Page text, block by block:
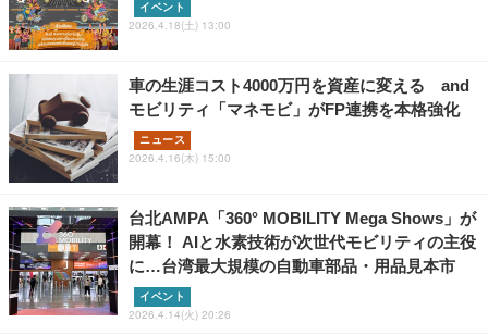
イベント
2026.4.18(土) 13:00
車の生涯コスト4000万円を資産に変える and
モビリティ「マネモビ」がFP連携を本格強化
ニュース
2026.4.16(木) 15:00
台北AMPA「360° MOBILITY Mega Shows」が
開幕！ AIと水素技術が次世代モビリティの主役
に…台湾最大規模の自動車部品・用品見本市
イベント
2026.4.14(火) 20:26